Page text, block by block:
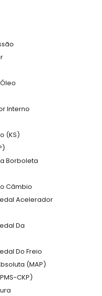
Interno
(KS)
Borboleta
Câmbio
Acelerador
Da
Do Freio
(MAP)
CKP)